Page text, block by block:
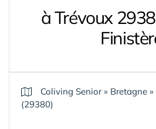
à Trévoux
Coliving Senior» Bretagne »
(29380)